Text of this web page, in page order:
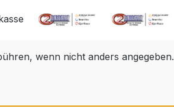
wenn nicht anders angegeben.